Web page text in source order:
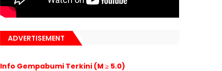
ADVERTISEMENT
Info Gempabumi Terkini (M ≥ 5.0)